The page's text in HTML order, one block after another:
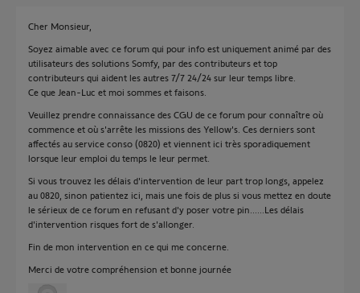
Cher Monsieur,
Soyez aimable avec ce forum qui pour info est uniquement animé par des
utilisateurs des solutions Somfy, par des contributeurs et top
contributeurs qui aident les autres 7/7 24/24 sur leur temps libre.
Ce que Jean-Luc et moi sommes et faisons.
Veuillez prendre connaissance des CGU de ce forum pour connaître où
commence et où s'arrête les missions des Yellow's. Ces derniers sont
affectés au service conso (0820) et viennent ici très sporadiquement
lorsque leur emploi du temps le leur permet.
Si vous trouvez les délais d'intervention de leur part trop longs, appelez
au 0820, sinon patientez ici, mais une fois de plus si vous mettez en doute
le sérieux de ce forum en refusant d'y poser votre pin......Les délais
d'intervention risques fort de s'allonger.
Fin de mon intervention en ce qui me concerne.
Merci de votre compréhension et bonne journée